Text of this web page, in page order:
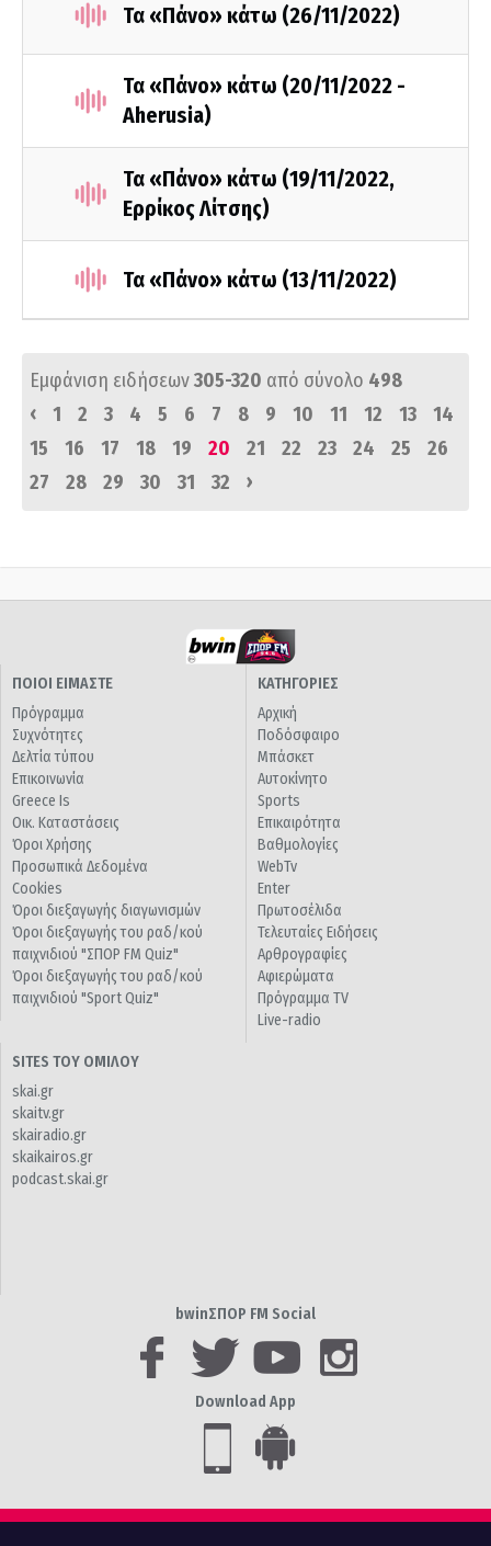
Τα «Πάνο» κάτω (26/11/2022)
Τα «Πάνο» κάτω (20/11/2022 -
Aherusia)
Τα «Πάνο» κάτω (19/11/2022,
Ερρίκος Λίτσης)
Τα «Πάνο» κάτω (13/11/2022)
Εμφάνιση ειδήσεων305-320 από σύνολο 498
‹
1 2 3 4 5 6 7 8 9 10 11 12 13
14
15
16 17 18 19 20 21 22 23 24 25
26
27
28 29 30 31 32 ›
ΠΟΙΟΙ ΕΙΜΑΣΤΕ
Πρόγραμμα
Συχνότητες
Δελτία τύπου
Επικοινωνία
Greece Is
Οικ. Καταστάσεις
Όροι Χρήσης
Προσωπικά Δεδομένα
Cookies
Όροι διεξαγωγής διαγωνισμών
Όροι διεξαγωγής του ραδ/κού
παιχνιδιού "ΣΠΟΡ FM Quiz"
Όροι διεξαγωγής του ραδ/κού
παιχνιδιού "Sport Quiz"
ΚΑΤΗΓΟΡΙΕΣ
Αρχική
Ποδόσφαιρο
Μπάσκετ
Αυτοκίνητο
Sports
Επικαιρότητα
Βαθμολογίες
WebTv
Enter
Πρωτοσέλιδα
Τελευταίες Ειδήσεις
Αρθρογραφίες
Αφιερώματα
Πρόγραμμα TV
Live-radio
SITES ΤΟΥ ΟΜΙΛΟΥ
skai.gr
skaitv.gr
skairadio.gr
skaikairos.gr
podcast.skai.gr
bwinΣΠΟΡ FM Social
Download App